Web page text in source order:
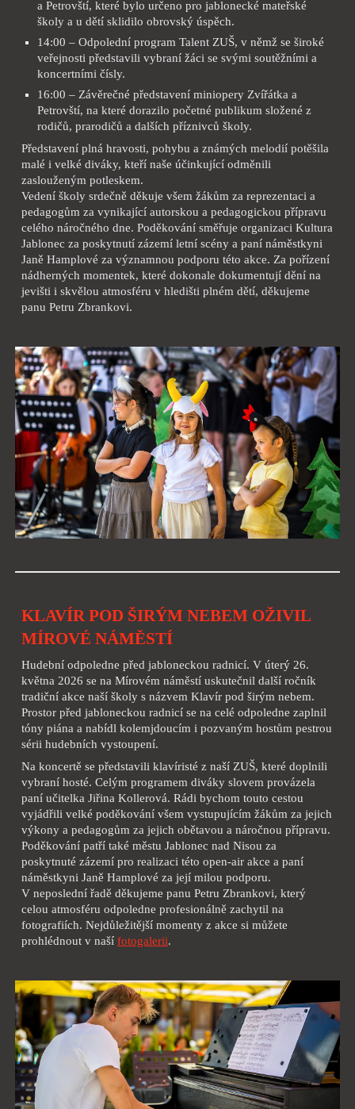
a Petrovští, které bylo určeno pro jablonecké mateřské
školy a u dětí sklidilo obrovský úspěch.
14:00 – Odpolední program Talent ZUŠ, v němž se široké
veřejnosti představili vybraní žáci se svými soutěžními a
koncertními čísly.
16:00 – Závěrečné představení miniopery Zvířátka a
Petrovští, na které dorazilo početné publikum složené z
rodičů, prarodičů a dalších příznivců školy.
Představení plná hravosti, pohybu a známých melodií potěšila
malé i velké diváky, kteří naše účinkující odměnili
zaslouženým potleskem.
Vedení školy srdečně děkuje všem žákům za reprezentaci a
pedagogům za vynikající autorskou a pedagogickou přípravu
celého náročného dne. Poděkování směřuje organizaci Kultura
Jablonec za poskytnutí zázemí letní scény a paní náměstkyni
Janě Hamplové za významnou podporu této akce. Za pořízení
nádherných momentek, které dokonale dokumentují dění na
jevišti i skvělou atmosféru v hledišti plném dětí, děkujeme
panu Petru Zbrankovi.
KLAVÍR POD ŠIRÝM NEBEM OŽIVIL
MÍROVÉ NÁMĚSTÍ
Hudební odpoledne před jabloneckou radnicí. V úterý 26.
května 2026 se na Mírovém náměstí uskutečnil další ročník
tradiční akce naší školy s názvem Klavír pod širým nebem.
Prostor před jabloneckou radnicí se na celé odpoledne zaplnil
tóny piána a nabídl kolemjdoucím i pozvaným hostům pestrou
sérii hudebních vystoupení.
Na koncertě se představili klavíristé z naší ZUŠ, které doplnili
vybraní hosté. Celým programem diváky slovem provázela
paní učitelka Jiřina Kollerová. Rádi bychom touto cestou
vyjádřili velké poděkování všem vystupujícím žákům za jejich
výkony a pedagogům za jejich obětavou a náročnou přípravu.
Poděkování patří také městu Jablonec nad Nisou za
poskytnuté zázemí pro realizaci této open-air akce a paní
náměstkyni Janě Hamplové za její milou podporu.
V neposlední řadě děkujeme panu Petru Zbrankovi, který
celou atmosféru odpoledne profesionálně zachytil na
fotografiích. Nejdůležitější momenty z akce si můžete
prohlédnout v našífotogalerii.